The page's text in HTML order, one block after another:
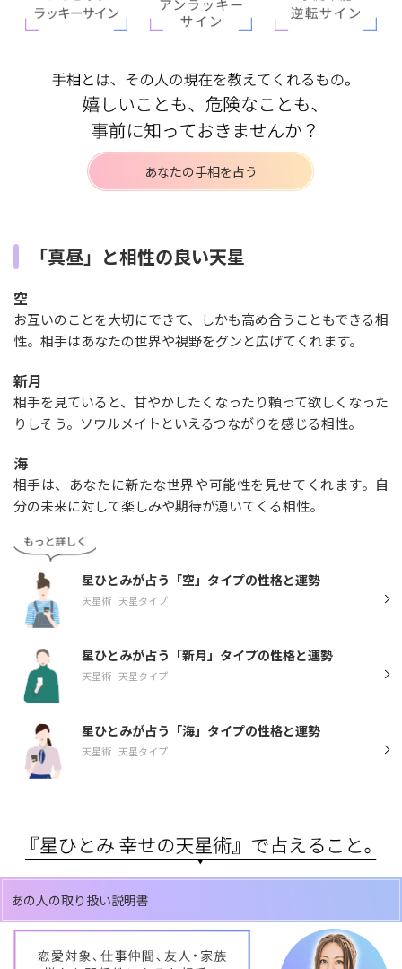
あなたの手相を占う
「真昼」と相性の良い天星
空
お互いのことを大切にできて、しかも高め合うこともできる相
性。相手はあなたの世界や視野をグンと広げてくれます。
新月
相手を見ていると、甘やかしたくなったり頼って欲しくなった
りしそう。ソウルメイトといえるつながりを感じる相性。
海
相手は、あなたに新たな世界や可能性を見せてくれます。自
分の未来に対して楽しみや期待が湧いてくる相性。
星ひとみが占う「空」タイプの性格と運勢
天星術 天星タイプ
星ひとみが占う「新月」タイプの性格と運勢
天星術 天星タイプ
星ひとみが占う「海」タイプの性格と運勢
天星術 天星タイプ
あの人の取り扱い説明書